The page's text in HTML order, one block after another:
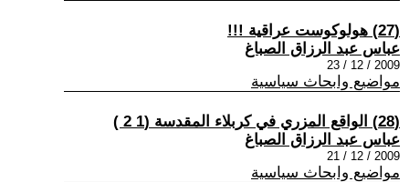
(27) هولوكوست عراقية !!!
عباس عبد الرزاق الصباغ
2009 / 12 / 23
مواضيع وابحاث سياسية
(28) الواقع المزري في كربلاء المقدسة (1 2 )
عباس عبد الرزاق الصباغ
2009 / 12 / 21
مواضيع وابحاث سياسية